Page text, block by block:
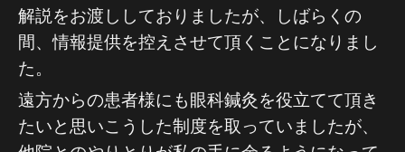
解説をお渡ししておりましたが、しばらくの
間、情報提供を控えさせて頂くことになり まし
た。
遠方からの患者様にも眼科鍼灸を役立てて頂き
たいと思いこうした制度を取っていましたが、